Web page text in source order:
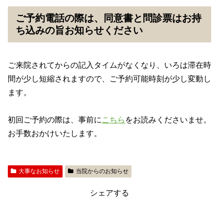
ご予約電話の際は、同意書と問診票はお持
ち込みの旨お知らせください
ご来院されてからの記入タイムがなくなり、いろは滞在時
間が少し短縮されますので、ご予約可能時刻が少し変動し
ます。
初回ご予約の際は、事前に こちら をお読みくださいませ。
お手数おかけいたします。
大事なお知らせ 当院からのお知らせ
シェアする